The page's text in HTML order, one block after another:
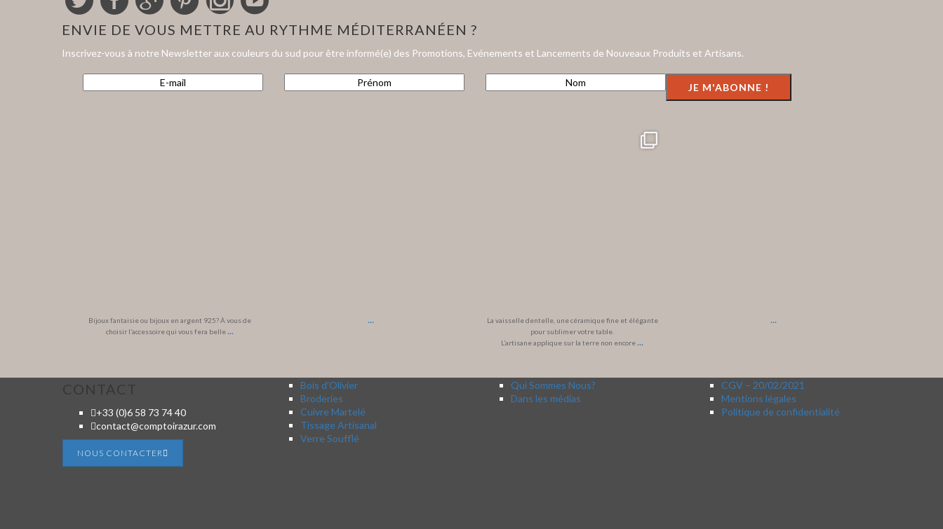
ENVIE DE VOUS METTRE AU RYTHME MÉDITERRANÉEN ?
Inscrivez-vous à notre Newsletter aux couleurs du sud pour être informé(e) des Promotions, Evénements et Lancements de Nouveaux Produits et Artisans.
Bijoux fantaisie ou bijoux en argent 925? À vous de
choisir l’accessoire qui vous fera belle...
...
La vaisselle dentelle, une céramique fine et élégante
pour sublimer votre table.
L’artisane applique sur la terre non encore...
...
CONTACT
+33 (0)6 58 73 74 40
contact@comptoirazur.com
NOUS CONTACTER
Bois d’Olivier
Broderies
Cuivre Martelé
Tissage Artisanal
Verre Soufflé
Qui Sommes Nous?
Dans les médias
CGV – 20/02/2021
Mentions légales
Politique de confidentialité